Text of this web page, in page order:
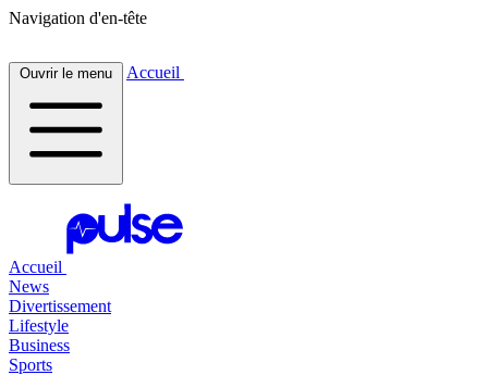
Navigation d'en-tête
Ouvrir le menu Accueil
Accueil
News
Divertissement
Lifestyle
Business
Sports